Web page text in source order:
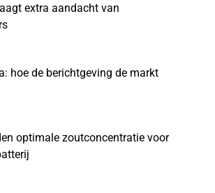
extra aandacht van
hoe de berichtgeving de markt
optimale zoutconcentratie voor